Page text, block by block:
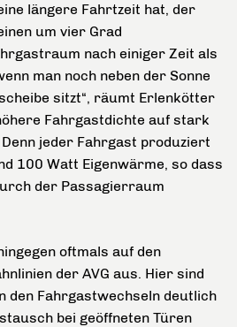
längere Fahrtzeit hat, der
um vier Grad
nach einiger Zeit als
man noch neben der Sonne
sitzt“, räumt Erlenkötter
Fahrgastdichte auf stark
jeder Fahrgast produziert
100 Watt Eigenwärme, so dass
der Passagierraum
oftmals auf den
der AVG aus. Hier sind
den Fahrgastwechseln deutlich
bei geöffneten Türen